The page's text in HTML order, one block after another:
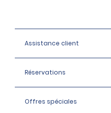
Assistance client
Réservations
Offres spéciales